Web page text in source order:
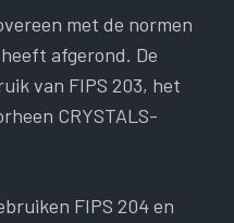
met de normen
afgerond. De
van FIPS 203, het
CRYSTALS-
FIPS 204 en